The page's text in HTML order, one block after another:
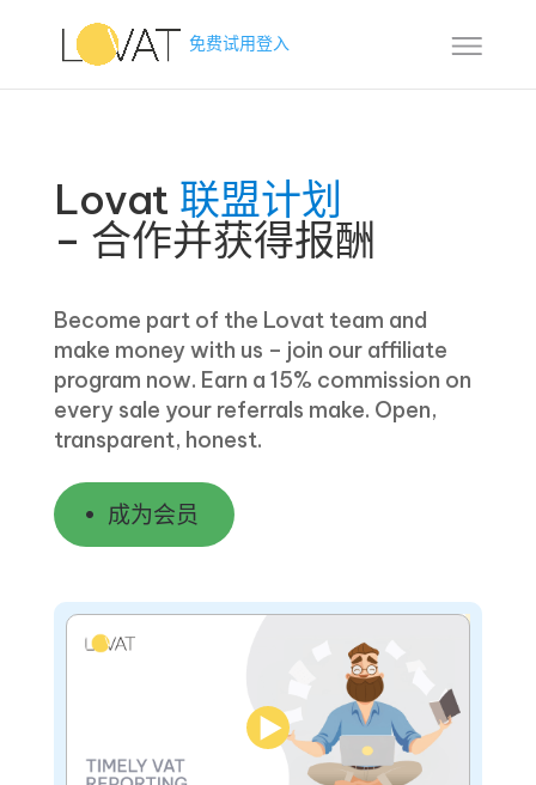
免费试用登入
Lovat 联盟计划
– 合作并获得报酬
Become part of the Lovat team and
make money with us – join our affiliate
program now. Earn a 15% commission on
every sale your referrals make. Open,
transparent, honest.
成为会员
▶